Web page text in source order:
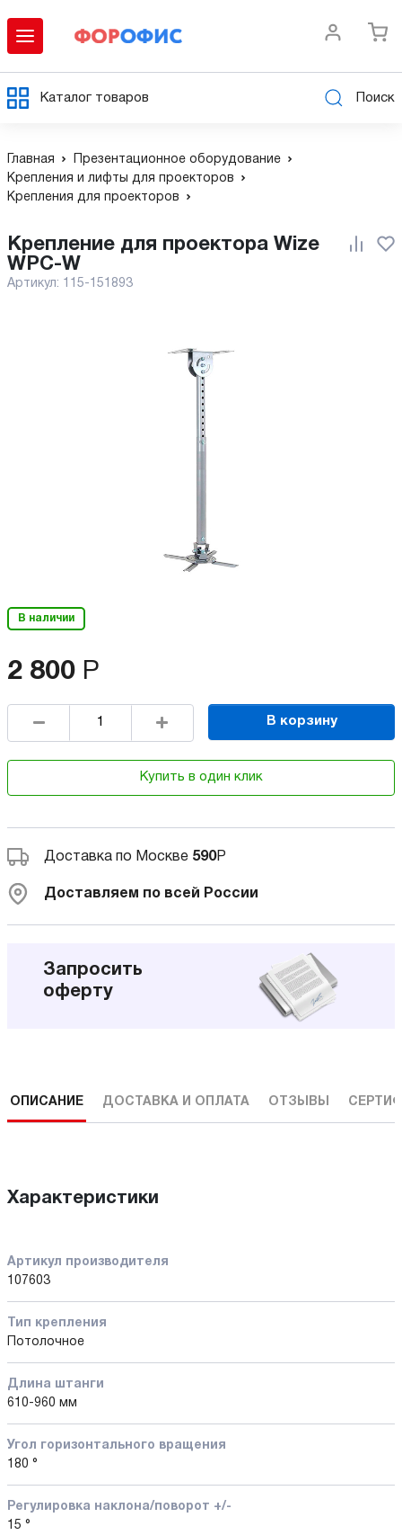
Каталог товаров Поиск
Главная
Презентационное оборудование
Крепления и лифты для проекторов
Крепления для проекторов
Крепление для проектора Wize
WPC-W
Артикул: 115-151893
В наличии
2 800 Р
В корзину
Купить в один клик
Доставка по Москве 590Р
Доставляем по всей России
Запросить
оферту
ОПИСАНИЕ ДОСТАВКА И ОПЛАТА ОТЗЫВЫ
Характеристики
Артикул производителя
107603
Тип крепления
Потолочное
Длина штанги
610-960 мм
Угол горизонтального вращения
180 °
Регулировка наклона/поворот +/-
15 °